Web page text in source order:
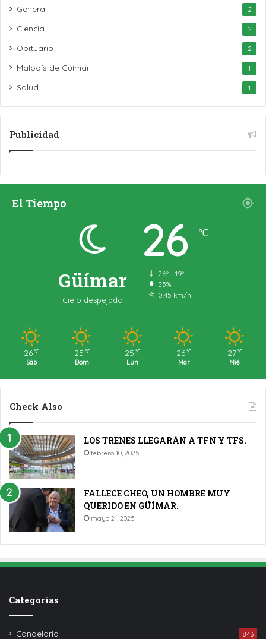
General 2
Ciencia 2
Obituario 2
Malpaís de Güímar 1
Salud 1
Publicidad
El Tiempo
Güímar
Cielo despejado
26 ℃
26º - 19º
35%
0.45 km/h
26 ℃
Sáb
25 ℃
Dom
25 ℃
Lun
26 ℃
Mar
27 ℃
Mié
Check Also
LOS TRENES LLEGARÁN A TFN Y TFS.
febrero 10, 2025
FALLECE CHEO, UN HOMBRE MUY
QUERIDO EN GÜÍMAR.
mayo 21, 2025
Categorías
Candelaria 843